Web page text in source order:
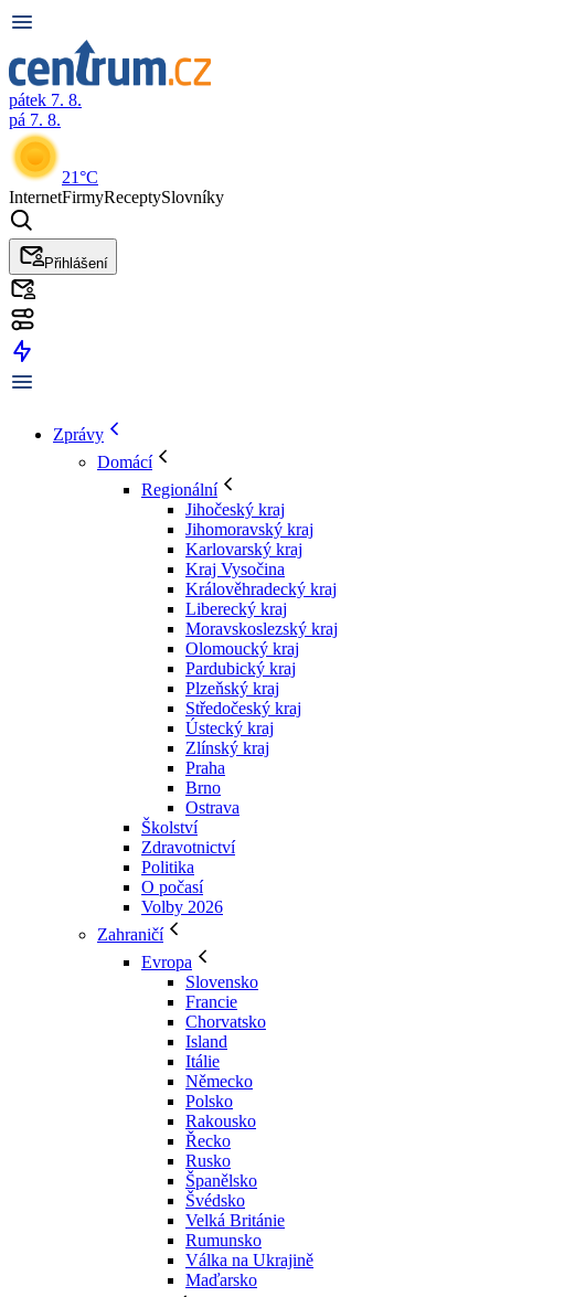
pátek 7. 8.
pá 7. 8.
21°C
InternetFirmyReceptySlovníky
Přihlášení
Zprávy
Domácí
Regionální
Jihočeský kraj
Jihomoravský kraj
Karlovarský kraj
Kraj Vysočina
Králověhradecký kraj
Liberecký kraj
Moravskoslezský kraj
Olomoucký kraj
Pardubický kraj
Plzeňský kraj
Středočeský kraj
Ústecký kraj
Zlínský kraj
Praha
Brno
Ostrava
Školství
Zdravotnictví
Politika
O počasí
Volby 2026
Zahraničí
Evropa
Slovensko
Francie
Chorvatsko
Island
Itálie
Německo
Polsko
Rakousko
Řecko
Rusko
Španělsko
Švédsko
Velká Británie
Rumunsko
Válka na Ukrajině
Maďarsko